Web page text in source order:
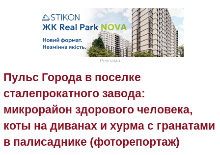
Реклама
Пульс Города в поселке
сталепрокатного завода:
микрорайон здорового человека,
коты на диванах и хурма с гранатами
в палисаднике (фоторепортаж)